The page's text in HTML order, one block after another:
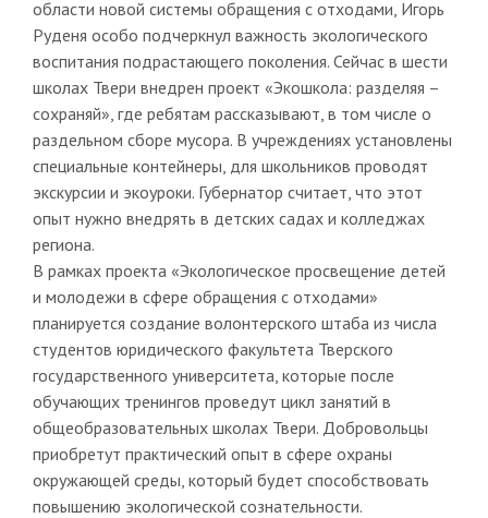
области новой системы обращения с отходами, Игорь
Руденя особо подчеркнул важность экологического
воспитания подрастающего поколения. Сейчас в шести
школах Твери внедрен проект «Экошкола: разделяя –
сохраняй», где ребятам рассказывают, в том числе о
раздельном сборе мусора. В учреждениях установлены
специальные контейнеры, для школьников проводят
экскурсии и экоуроки. Губернатор считает, что этот
опыт нужно внедрять в детских садах и колледжах
региона.
В рамках проекта «Экологическое просвещение детей
и молодежи в сфере обращения с отходами»
планируется создание волонтерского штаба из числа
студентов юридического факультета Тверского
государственного университета, которые после
обучающих тренингов проведут цикл занятий в
общеобразовательных школах Твери. Добровольцы
приобретут практический опыт в сфере охраны
окружающей среды, который будет способствовать
повышению экологической сознательности.